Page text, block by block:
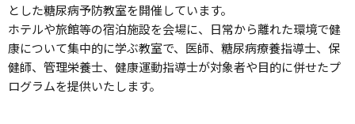
とした糖尿病予防教室を開催しています。
ホテルや旅館等の宿泊施設を会場に、日常から離れた環境で健
康について集中的に学ぶ教室で、医師、糖尿病療養指導士、保
健師、管理栄養士、健康運動指導士が対象者や目的に併せたプ
ログラムを提供いたします。